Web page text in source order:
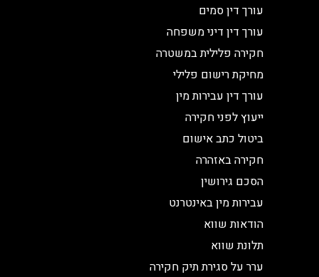
עורך דין סמים
עורך דין דיני משפחה
חקירה פלילית במשטרה
מחיקת רישום פלילי
עורך דין עבירות מין
ייעוץ לפני חקירה
ביטול כתב אישום
חקירה באזהרה
הסכם גירושין
עבירות מין באינטרנט
הודאות שווא
תלונת שווא
ערר על סגירת תיק חקירה